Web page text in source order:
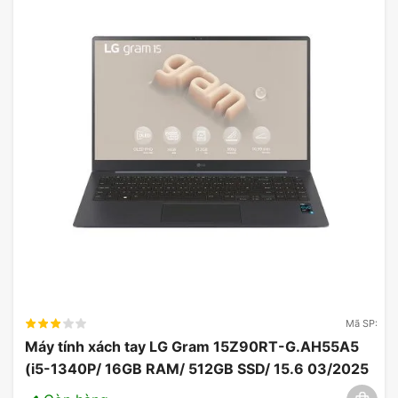
Microsoft Teams, cho phép người dùng dễ dàng
video call hoặc nhắn tin. Với khả năng đồng bộ
hóa tốt giữa thiết bị di động và máy tính, người
dùng có thể trải nghiệm sự liền mạch trong công
việc và giải trí. Không thể không nhắc đến tính
năng bảo mật được cải thiện, giúp bảo vệ dữ liệu
cá nhân và ngăn chặn các mối đe dọa mạng.
Thiết kế & tính di động: Lý tưởng cho sử
dụng hàng ngày
laptop này dễ dàng mang theo cho những người
thường xuyên di chuyển. Vỏ máy được làm từ chất
liệu cao cấp, không chỉ mang lại dáng vẻ sang
Mã SP:
Máy tính xách tay LG Gram 15Z90RT-G.AH55A5
(i5-1340P/ 16GB RAM/ 512GB SSD/ 15.6 03/2025